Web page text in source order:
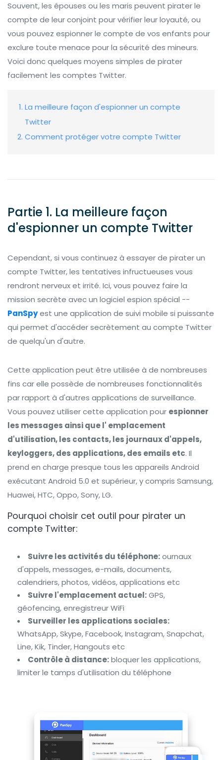
Souvent, les épouses ou les maris peuvent pirater le
compte de leur conjoint pour vérifier leur loyauté, ou
vous pouvez espionner le compte de vos enfants pour
exclure toute menace pour la sécurité des mineurs.
Voici donc quelques moyens simples de pirater
facilement les comptes Twitter.
La meilleure façon d'espionner un compte
Twitter
Comment protéger votre compte Twitter
Partie 1. La meilleure façon
d'espionner un compte Twitter
Cependant, si vous continuez à essayer de pirater un
compte Twitter, les tentatives infructueuses vous
rendront nerveux et irrité. Ici, vous pouvez faire la
mission secrète avec un logiciel espion spécial --
PanSpyest une application de suivi mobile si puissante
qui permet d'accéder secrètement au compte Twitter
de quelqu'un d'autre.
Cette application peut être utilisée à de nombreuses
fins car elle possède de nombreuses fonctionnalités
par rapport à d'autres applications de surveillance.
Vous pouvez utiliser cette application pour espionner
les messages ainsi que l' emplacement
d'utilisation, les contacts, les journaux d'appels,
keyloggers, des applications, des emails etc. Il
prend en charge presque tous les appareils Android
exécutant Android 5.0 et supérieur, y compris Samsung,
Huawei, HTC, Oppo, Sony, LG.
Pourquoi choisir cet outil pour pirater un
compte Twitter:
Suivre les activités du téléphone:ournaux
d'appels, messages, e-mails, documents,
calendriers, photos, vidéos, applications etc
Suivre l'emplacement actuel:GPS,
géofencing, enregistreur WiFi
Surveiller les applications sociales:
WhatsApp, Skype, Facebook, Instagram, Snapchat,
Line, Kik, Tinder, Hangouts etc
Contrôle à distance:bloquer les applications,
limiter le tamps d'utilisation du téléphone